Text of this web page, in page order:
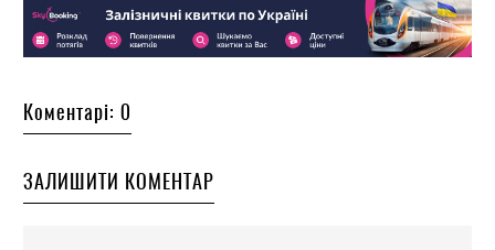
Коментарі: 0
ЗАЛИШИТИ КОМЕНТАР